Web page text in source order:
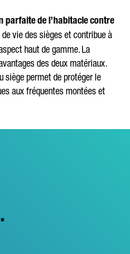
parfaite de l’habitacle contre
vie des sièges et contribue à
haut de gamme. La
des deux matériaux.
siège permet de protéger le
aux fréquentes montées et